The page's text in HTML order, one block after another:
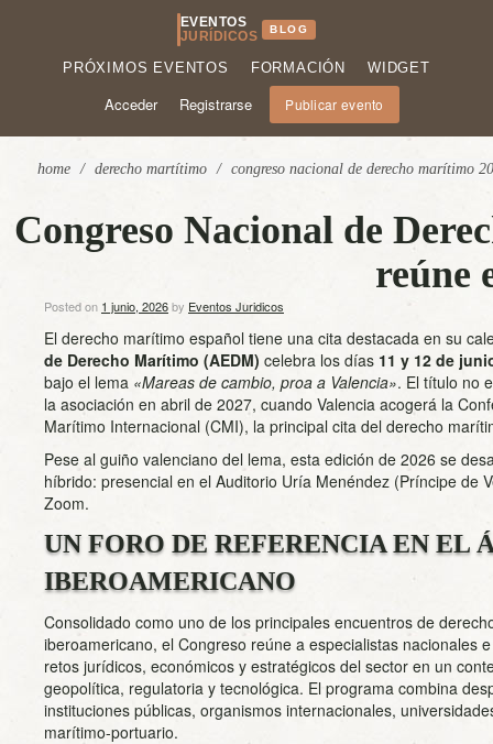
EVENTOS
JURÍDICOS
BLOG
PRÓXIMOS EVENTOS FORMACIÓN WIDGET
Acceder Registrarse Publicar evento
home / derecho martítimo / congreso nacional de derecho marítimo
Congreso Nacional de
reúne
Posted on 1 junio, 2026by Eventos Juridicos
El derecho marítimo español tiene una cita destacada en su
de Derecho Marítimo (AEDM) celebra los días 11 y 12 de
bajo el lema «Mareas de cambio, proa a Valencia». El título no
la asociación en abril de 2027, cuando Valencia acogerá la
Marítimo Internacional (CMI), la principal cita del derecho
Pese al guiño valenciano del lema, esta edición de 2026 se
híbrido: presencial en el Auditorio Uría Menéndez (Príncipe de
Zoom.
UN FORO DE REFERENCIA EN EL
IBEROAMERICANO
Consolidado como uno de los principales encuentros de
iberoamericano, el Congreso reúne a especialistas nacionales
retos jurídicos, económicos y estratégicos del sector en un
geopolítica, regulatoria y tecnológica. El programa combina
instituciones públicas, organismos internacionales,
marítimo-portuario.